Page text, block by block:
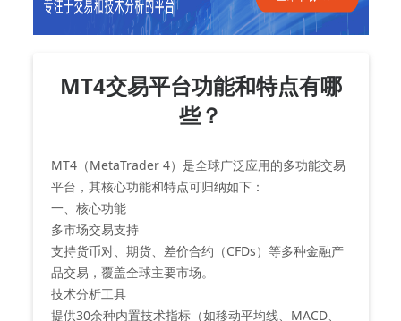
MT4交易平台功能和特点有哪
些？
MT4（MetaTrader 4）是全球广泛应用的多功能交易
平台，其核心功能和特点可归纳如下：
‌一、核心功能‌
‌多市场交易支持‌
支持货币对、期货、差价合约（CFDs）等多种金融产
品交易，覆盖全球主要市场。
‌技术分析工具‌
提供30余种内置技术指标（如移动平均线、MACD、